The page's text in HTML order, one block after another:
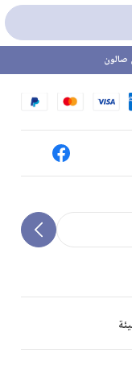
صالون